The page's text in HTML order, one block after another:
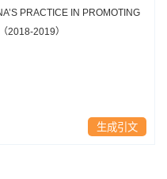
PRACTICE IN PROMOTING
2018-2019）
生成引文